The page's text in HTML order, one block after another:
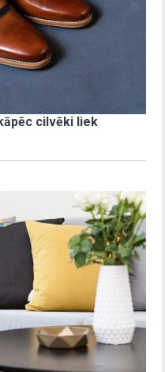
cilvēki liek